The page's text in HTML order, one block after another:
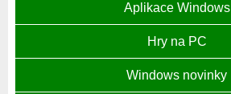
Aplikace Windows
Hry na PC
Windows novinky